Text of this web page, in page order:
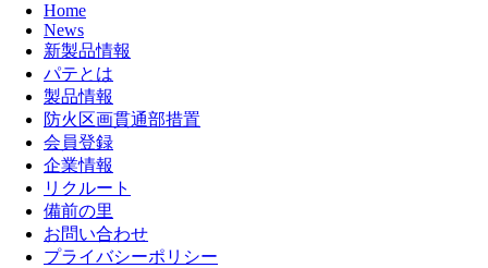
Home
News
新製品情報
パテとは
製品情報
防火区画貫通部措置
会員登録
企業情報
リクルート
備前の里
お問い合わせ
プライバシーポリシー